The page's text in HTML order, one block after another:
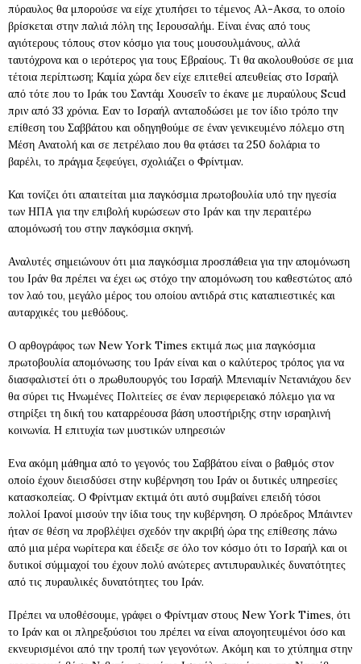
πύραυλος θα μπορούσε να είχε χτυπήσει το τέμενος Αλ-Ακσα, το οποίο
βρίσκεται στην παλιά πόλη της Ιερουσαλήμ. Είναι ένας από τους
αγιότερους τόπους στον κόσμο για τους μουσουλμάνους, αλλά
ταυτόχρονα και ο ιερότερος για τους Εβραίους. Τι θα ακολουθούσε σε μια
τέτοια περίπτωση; Καμία χώρα δεν είχε επιτεθεί απευθείας στο Ισραήλ
από τότε που το Ιράκ του Σαντάμ Χουσεΐν το έκανε με πυραύλους Scud
πριν από 33 χρόνια. Εαν το Ισραήλ ανταποδώσει με τον ίδιο τρόπο την
επίθεση του Σαββάτου και οδηγηθούμε σε έναν γενικευμένο πόλεμο στη
Μέση Ανατολή και σε πετρέλαιο που θα φτάσει τα 250 δολάρια το
βαρέλι, το πράγμα ξεφεύγει, σχολιάζει ο Φρίντμαν.
Και τονίζει ότι απαιτείται μια παγκόσμια πρωτοβουλία υπό την ηγεσία
των ΗΠΑ για την επιβολή κυρώσεων στο Ιράν και την περαιτέρω
απομόνωσή του στην παγκόσμια σκηνή.
Αναλυτές σημειώνουν ότι μια παγκόσμια προσπάθεια για την απομόνωση
του Ιράν θα πρέπει να έχει ως στόχο την απομόνωση του καθεστώτος από
τον λαό του, μεγάλο μέρος του οποίου αντιδρά στις καταπιεστικές και
αυταρχικές του μεθόδους.
Ο αρθογράφος των New York Times εκτιμά πως μια παγκόσμια
πρωτοβουλία απομόνωσης του Ιράν είναι και ο καλύτερος τρόπος για να
διασφαλιστεί ότι ο πρωθυπουργός του Ισραήλ Μπενιαμίν Νετανιάχου δεν
θα σύρει τις Ηνωμένες Πολιτείες σε έναν περιφερειακό πόλεμο για να
στηρίξει τη δική του καταρρέουσα βάση υποστήριξης στην ισραηλινή
κοινωνία. Η επιτυχία των μυστικών υπηρεσιών
Ενα ακόμη μάθημα από το γεγονός του Σαββάτου είναι ο βαθμός στον
οποίο έχουν διεισδύσει στην κυβέρνηση του Ιράν οι δυτικές υπηρεσίες
κατασκοπείας. Ο Φρίντμαν εκτιμά ότι αυτό συμβαίνει επειδή τόσοι
πολλοί Ιρανοί μισούν την ίδια τους την κυβέρνηση. Ο πρόεδρος Μπάιντεν
ήταν σε θέση να προβλέψει σχεδόν την ακριβή ώρα της επίθεσης πάνω
από μια μέρα νωρίτερα και έδειξε σε όλο τον κόσμο ότι το Ισραήλ και οι
δυτικοί σύμμαχοί του έχουν πολύ ανώτερες αντιπυραυλικές δυνατότητες
από τις πυραυλικές δυνατότητες του Ιράν.
Πρέπει να υποθέσουμε, γράφει ο Φρίντμαν στους New York Times, ότι
το Ιράν και οι πληρεξούσιοι του πρέπει να είναι απογοητευμένοι όσο και
εκνευρισμένοι από την τροπή των γεγονότων. Ακόμη και το χτύπημα στην